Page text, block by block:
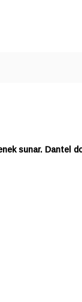
sunar. Dantel